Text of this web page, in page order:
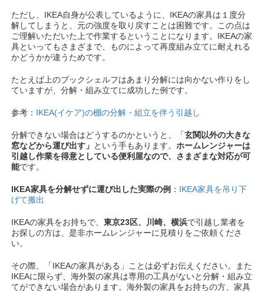
ただし、IKEA自身が公表しているように、IKEAの家具は１度分
解してしまうと、元の強度を取り戻すことは困難です。この点は
ご理解いただいた上で作業するということになります。IKEAの家
具といってもさまざまで、ものによって再度組み立てに耐えれる
かどうかが違うためです。
たとえば上のブックシェルフはあまり分解には向かない作りをし
ていますが、分解・組み立てに成功した例です。
参考： IKEA(イケア)の棚の分解・組立を伴う引越し
分解できない場合はどうするのかというと、「玄関以外の大きな
窓などから運び出す」 という手もあります。ホームレンジャーは
引越し作業を得意としている便利屋なので、さまざまな対応が可
能です。
IKEA家具を分解せずに運び出した実際の例 ： IKEA家具を吊り下
げて搬出
IKEAの家具をお持ちで、東京23区、川崎、横浜で引越し業者を
お探しの方は、是非ホームレンジャーに見積りをご依頼くださ
い。
その際、「IKEAの家具がある」ことは必ずお伝えください。また
IKEAに限らず、海外製の家具は専用の工具がないと分解・組み立
てができない場合があります。海外製の家具をお持ちの方、家具